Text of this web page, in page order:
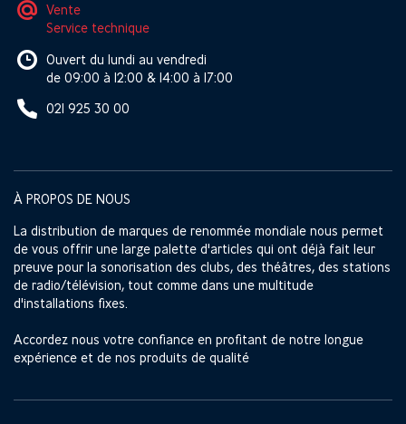
Vente
Service technique
Ouvert du lundi au vendredi
de 09:00 à 12:00 & 14:00 à 17:00
021 925 30 00
À PROPOS DE NOUS
La distribution de marques de renommée mondiale nous permet
de vous offrir une large palette d'articles qui ont déjà fait leur
preuve pour la sonorisation des clubs, des théâtres, des stations
de radio/télévision, tout comme dans une multitude
d'installations fixes.
Accordez nous votre confiance en profitant de notre longue
expérience et de nos produits de qualité